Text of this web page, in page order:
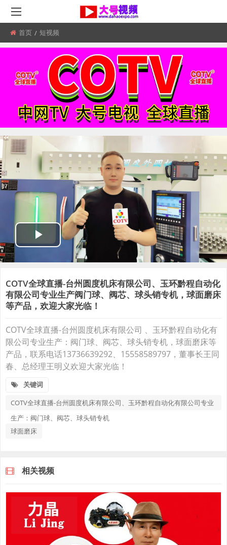
首页
所
在
短视频
COTV全球直播-台州圆度机床有限公司、玉环黔程自动化
有限公司专业生产阀门球、阀芯、球头销专机，球面磨床
等产品，欢迎大家光临！
COTV全球直播-台州圆度机床有限公司 、玉环黔程自动化有
限公司专业生产：阀门球、阀芯、球头销专机，球面磨床等
产品，联系电话13736639292、15558589797，董事长王同
春、总经理王明义欢迎大家光临！
关键词
COTV全球直播-台州圆度机床有限公司、玉环黔程自动化有限公司专业
生产：阀门球、阀芯、球头销专机
球面磨床
相关视频